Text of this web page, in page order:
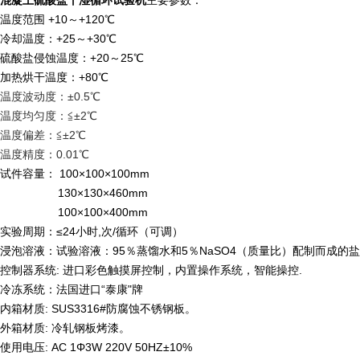
温度范围 +10～+120℃
冷却温度：+25～+30℃
硫酸盐侵蚀温度：+20～25℃
加热烘干温度：+80℃
温度波动度：±0.5℃
温度均匀度：≦±2℃
温度偏差：≦±2℃
温度精度：0.01℃
试件容量： 100×100×100mm
130×130×460mm
100×100×400mm
实验周期：≤24小时,次/循环（可调）
浸泡溶液：试验溶液：95％蒸馏水和5％NaSO4（质量比）配制而成的
控制器系统: 进口彩色触摸屏控制，内置操作系统，智能操控.
冷冻系统：法国进口“泰康"牌
内箱材质: SUS3316#防腐蚀不锈钢板。
外箱材质: 冷轧钢板烤漆。
使用电压: AC 1Φ3W 220V 50HZ±10%